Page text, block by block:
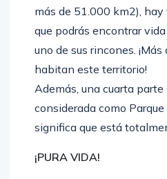
más de 51.000 km2),
que podrás encontrar
uno de sus rincones.
habitan este territorio!
Además, una cuarta
considerada como
significa que está
¡PURA VIDA!